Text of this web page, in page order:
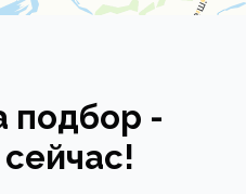
подбор -